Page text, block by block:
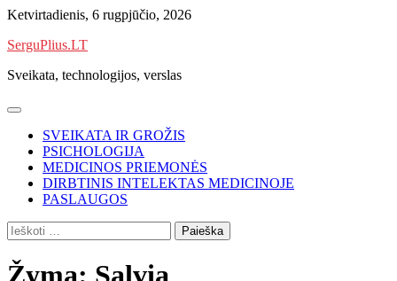
Skip
content
Ketvirtadienis, 6 rugpjūčio, 2026
SerguPlius.LT
Sveikata, technologijos, verslas
SVEIKATA IR GROŽIS
PSICHOLOGIJA
MEDICINOS PRIEMONĖS
DIRBTINIS INTELEKTAS MEDICINOJE
PASLAUGOS
Ieškoti: